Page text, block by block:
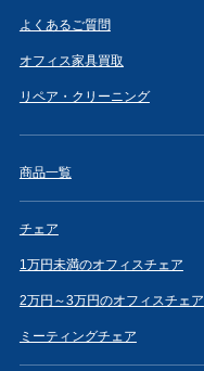
よくあるご質問
オフィス家具買取
リペア・クリーニング
商品一覧
チェア
1万円未満のオフィスチェア
2万円～3万円のオフィスチェア
ミーティングチェア